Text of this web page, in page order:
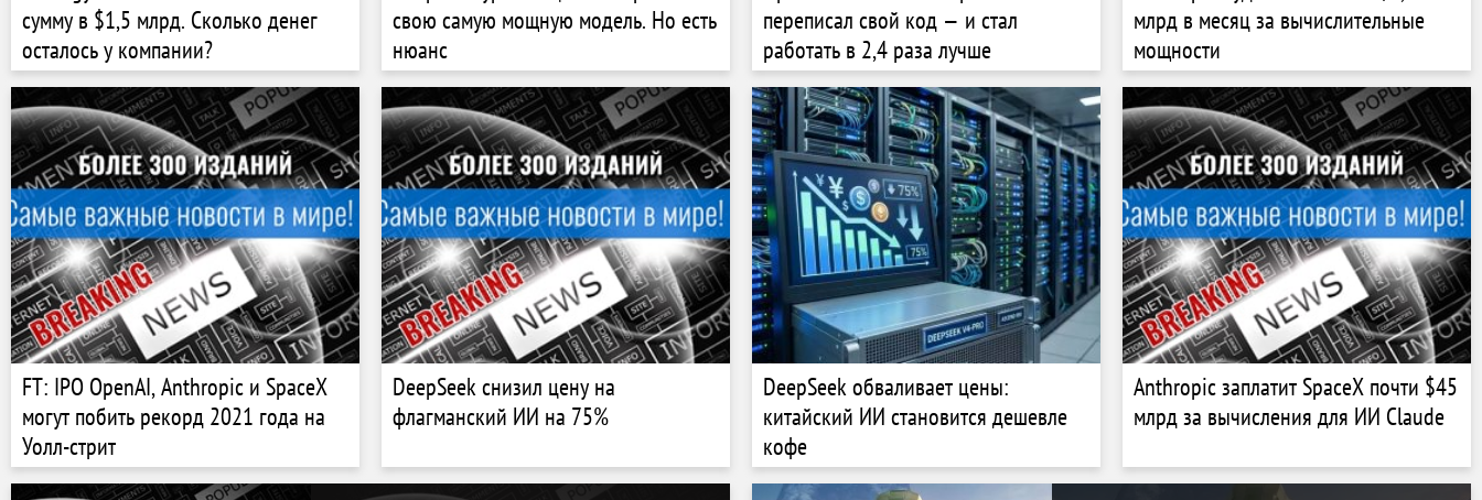
сумму в $1,5 млрд. Сколько денег
осталось у компании?
свою самую мощную модель. Но есть
нюанс
переписал свой код — и стал
работать в 2,4 раза лучше
млрд в месяц за вычислительные
мощности
FT: IPO OpenAI, Anthropic и SpaceX
могут побить рекорд 2021 года на
Уолл-стрит
DeepSeek снизил цену на
флагманский ИИ на 75%
DeepSeek обваливает цены:
китайский ИИ становится дешевле
кофе
Anthropic заплатит SpaceX почти $45
млрд за вычисления для ИИ Claude